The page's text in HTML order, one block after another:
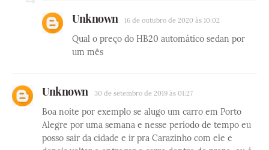
Unknown 16 de outubro de 2020 às 10:02
Qual o preço do HB20 automático sedan por
um mês
Unknown 30 de setembro de 2019 às 01:27
Boa noite por exemplo se alugo um carro em Porto
Alegre por uma semana e nesse período de tempo eu
posso sair da cidade e ir pra Carazinho com ele e